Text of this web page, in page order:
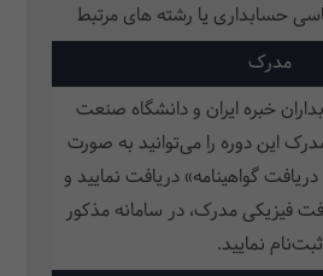
حسابداری یا رشته های مرتبط
مدرک
خبره ایران و دانشگاه صنعت
این دوره را می‌توانید به صورت
دریافت گواهینامه» دریافت نمایید و
فیزیکی مدرک، در سامانه مذکور
ثبت‌نام نمایید.